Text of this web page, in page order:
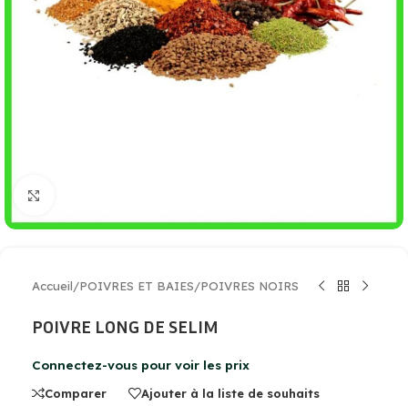
Accueil/POIVRES ET BAIES/POIVRES NOIRS
POIVRE LONG DE SELIM
Connectez-vous pour voir les prix
Comparer Ajouter à la liste de souhaits